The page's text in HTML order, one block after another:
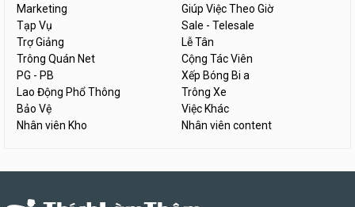
Marketing
Giúp Việc Theo Giờ
Tạp Vụ
Sale - Telesale
Trợ Giảng
Lễ Tân
Trông Quán Net
Cộng Tác Viên
PG - PB
Xếp Bóng Bi a
Lao Động Phổ Thông
Trông Xe
Bảo Vệ
Việc Khác
Nhân viên Kho
Nhân viên content